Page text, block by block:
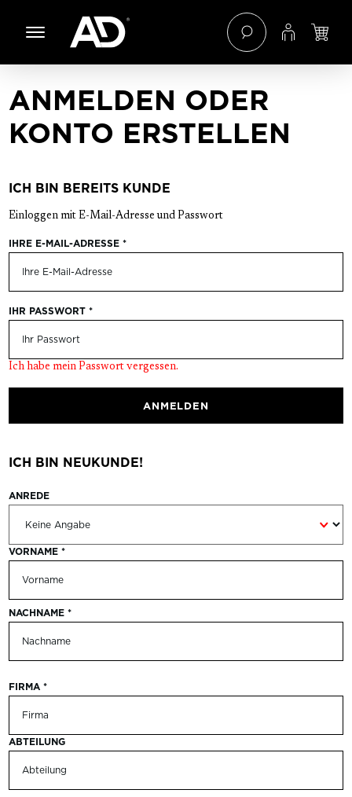
Hauptinhalt springen
Zur Navigation der B2B-Plattform springen
ANMELDEN ODER
KONTO ERSTELLEN
ICH BIN BEREITS KUNDE
Einloggen mit E-Mail-Adresse und Passwort
IHRE E-MAIL-ADRESSE *
IHR PASSWORT *
Ich habe mein Passwort vergessen.
ANMELDEN
ICH BIN NEUKUNDE!
Persönliche Informationen
ANREDE
VORNAME *
NACHNAME *
FIRMA *
ABTEILUNG